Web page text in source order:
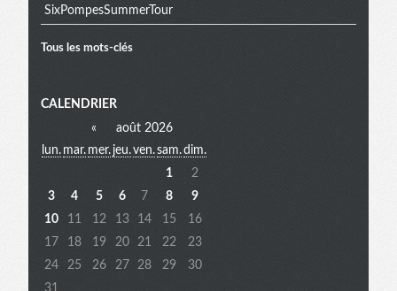
SixPompesSummerTour
Tous les mots-clés
Menu
extra
CALENDRIER
«
août 2026
lun. mar. mer. jeu.ven.sam.dim.
1
2
3
4 5 6 7 8
9
10
11 12 13 14 15
16
17
18 19 20 21 22
23
24
25 26 27 28 29
30
31